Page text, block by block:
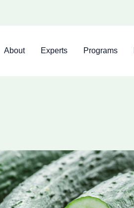
About Experts Programs